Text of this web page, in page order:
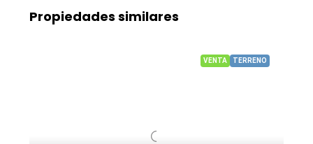
Propiedades similares
VENTA TERRENO